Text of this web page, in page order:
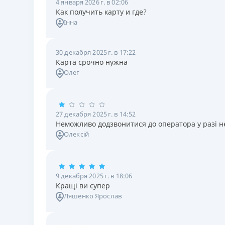
4 января 2026 г. в 02:06
Как получить карту и где?
Інна
30 декабря 2025 г. в 17:22
Карта срочно нужна
Олег
27 декабря 2025 г. в 14:52
Неможливо додзвонитися до оператора у разі
Олексій
9 декабря 2025 г. в 18:06
Кращі ви супер
Ляшенко Ярослав